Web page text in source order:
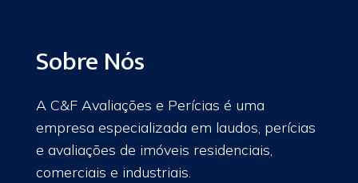
Sobre Nós
A C&F Avaliações e Perícias é uma
empresa especializada em laudos, perícias
e avaliações de imóveis residenciais,
comerciais e industriais.